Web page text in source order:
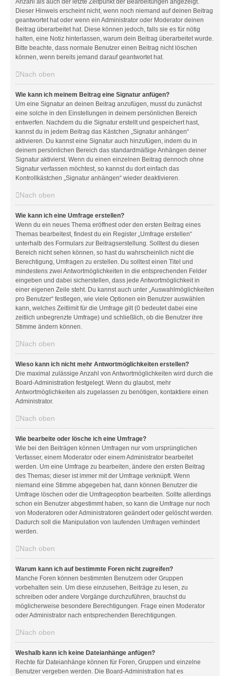
Anzahl als auch der letzte Zeitpunkt der Bearbeitungen angezeigt.
Dieser Hinweis erscheint nicht, wenn noch niemand auf deinen Beitrag
geantwortet hat oder wenn ein Administrator oder Moderator deinen
Beitrag überarbeitet hat. Diese können jedoch, falls sie es für nötig
halten, eine Notiz hinterlassen, warum dein Beitrag überarbeitet wurde.
Bitte beachte, dass normale Benutzer einen Beitrag nicht löschen
können, wenn bereits jemand darauf geantwortet hat.
Nach oben
Wie kann ich meinem Beitrag eine Signatur anfügen?
Um eine Signatur an deinen Beitrag anzufügen, musst du zunächst
eine solche in den Einstellungen in deinem persönlichen Bereich
entwerfen. Nachdem du die Signatur erstellt und gespeichert hast,
kannst du in jedem Beitrag das Kästchen „Signatur anhängen“
aktivieren. Du kannst eine Signatur auch hinzufügen, indem du in
deinem persönlichen Bereich das standardmäßige Anhängen deiner
Signatur aktivierst. Wenn du einen einzelnen Beitrag dennoch ohne
Signatur verfassen möchtest, so kannst du dort einfach das
Kontrollkästchen „Signatur anhängen“ wieder deaktivieren.
Nach oben
Wie kann ich eine Umfrage erstellen?
Wenn du ein neues Thema eröffnest oder den ersten Beitrag eines
Themas bearbeitest, findest du ein Register „Umfrage erstellen“
unterhalb des Formulars zur Beitragserstellung. Solltest du diesen
Bereich nicht sehen können, so hast du wahrscheinlich nicht die
Berechtigung, Umfragen zu erstellen. Du solltest einen Titel und
mindestens zwei Antwortmöglichkeiten in die entsprechenden Felder
eingeben und dabei sicherstellen, dass jede Antwortmöglichkeit in
einer eigenen Zeile steht. Du kannst auch unter „Auswahlmöglichkeiten
pro Benutzer“ festlegen, wie viele Optionen ein Benutzer auswählen
kann, welches Zeitlimit für die Umfrage gilt (0 bedeutet dabei eine
zeitlich unbegrenzte Umfrage) und schließlich, ob die Benutzer ihre
Stimme ändern können.
Nach oben
Wieso kann ich nicht mehr Antwortmöglichkeiten erstellen?
Die maximal zulässige Anzahl von Antwortmöglichkeiten wird durch die
Board-Administration festgelegt. Wenn du glaubst, mehr
Antwortmöglichkeiten als zugelassen zu benötigen, kontaktiere einen
Administrator.
Nach oben
Wie bearbeite oder lösche ich eine Umfrage?
Wie bei den Beiträgen können Umfragen nur vom ursprünglichen
Verfasser, einem Moderator oder einem Administrator bearbeitet
werden. Um eine Umfrage zu bearbeiten, ändere den ersten Beitrag
des Themas; dieser ist immer mit der Umfrage verknüpft. Wenn
niemand eine Stimme abgegeben hat, dann können Benutzer die
Umfrage löschen oder die Umfrageoption bearbeiten. Sollte allerdings
schon ein Benutzer abgestimmt haben, so kann die Umfrage nur noch
von Moderatoren oder Administratoren geändert oder gelöscht werden.
Dadurch soll die Manipulation von laufenden Umfragen verhindert
werden.
Nach oben
Warum kann ich auf bestimmte Foren nicht zugreifen?
Manche Foren können bestimmten Benutzern oder Gruppen
vorbehalten sein. Um diese einzusehen, Beiträge zu lesen, zu
schreiben oder andere Vorgänge durchzuführen, brauchst du
möglicherweise besondere Berechtigungen. Frage einen Moderator
oder Administrator nach entsprechenden Berechtigungen.
Nach oben
Weshalb kann ich keine Dateianhänge anfügen?
Rechte für Dateianhänge können für Foren, Gruppen und einzelne
Benutzer vergeben werden. Die Board-Administration hat es